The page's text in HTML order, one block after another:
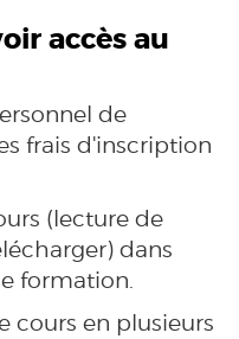
accès au
de
frais d'inscription
(lecture de
dans
formation.
cours en plusieurs